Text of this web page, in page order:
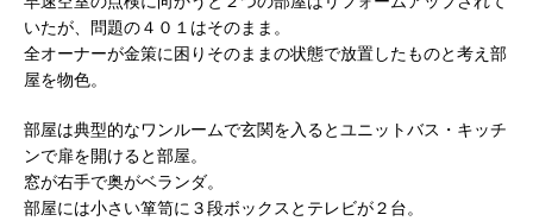
いたが、問題の４０１はそのまま。
全オーナーが金策に困りそのままの状態で放置したものと考え部
屋を物色。
部屋は典型的なワンルームで玄関を入るとユニットバス・キッチ
ンで扉を開けると部屋。
窓が右手で奥がベランダ。
部屋には小さい箪笥に３段ボックスとテレビが２台。